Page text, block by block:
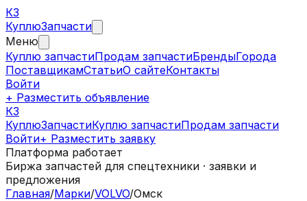
КЗ
КуплюЗапчасти
Меню
Куплю запчастиПродам запчастиБрендыГорода
ПоставщикамСтатьиО сайтеКонтакты
Войти
+ Разместить объявление
КЗ
КуплюЗапчастиКуплю запчастиПродам запчасти
Войти+ Разместить заявку
Платформа работает
Биржа запчастей для спецтехники · заявки и
предложения
Главная/Марки/VOLVO/Омск